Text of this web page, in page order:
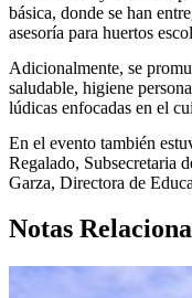
básica, donde se han
asesoría para huertos
Adicionalmente, se
saludable, higiene
lúdicas enfocadas en el
En el evento también
Regalado, Subsecretaria
Garza, Directora de
Notas